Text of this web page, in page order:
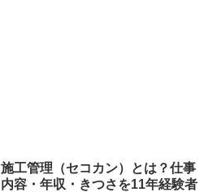
施工管理（セコカン）とは？仕事
内容・年収・きつさを11年経験者